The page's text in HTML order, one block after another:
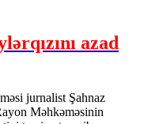
azad
jurnalist Şahnaz
Məhkəməsinin